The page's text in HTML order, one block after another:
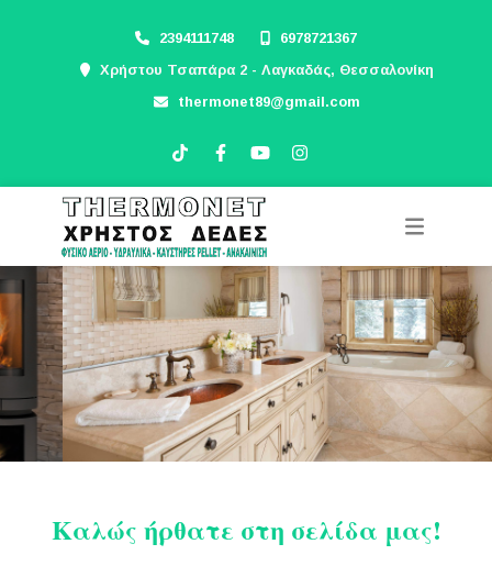
2394111748
6978721367
Χρήστου Τσαπάρα 2 - Λαγκαδάς, Θεσσαλονίκη
thermonet89@gmail.com
Καλώς ήρθατε στη σελίδα μας!